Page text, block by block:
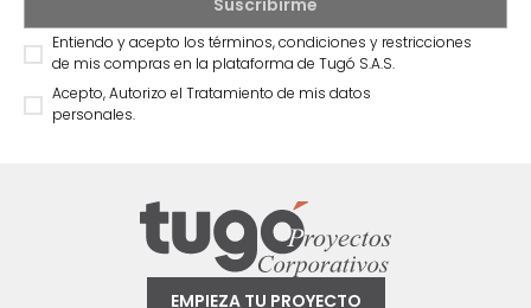
Entiendo y acepto los términos, condiciones y restricciones
de mis compras en la plataforma de Tugó S.A.S.
Acepto, Autorizo el Tratamiento de mis datos
personales.
EMPIEZA TU PROYECTO